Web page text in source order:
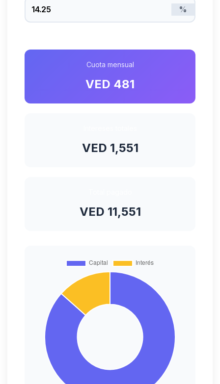
%
Cuota mensual
VED 481
VED 1,551
VED 11,551